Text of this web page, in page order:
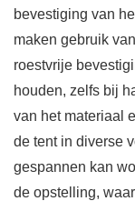
bevestiging van
maken gebruik
roestvrije
houden, zelfs bij
van het materiaal
de tent in diverse
gespannen kan
de opstelling,